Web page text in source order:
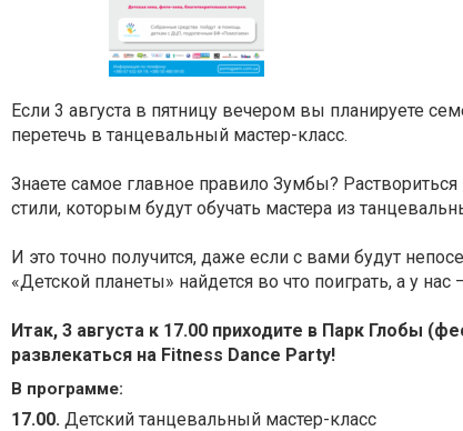
Если 3 августа в пятницу вечером вы планируете
перетечь в танцевальный мастер-класс.
Знаете самое главное правило Зумбы?
стили, которым будут обучать мастера из
И это точно получится, даже если с вами будут
«Детской планеты» найдется во что поиграть, а у нас
Итак, 3 августа к 17.00 приходите в Парк Глобы
развлекаться на Fitness Dance Party!
В программе:
17.00. Детский танцевальный мастер-класс